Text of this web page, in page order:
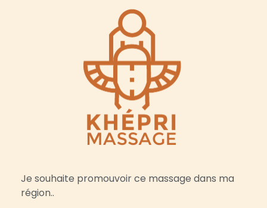
Je souhaite promouvoir ce massage dans ma
région..